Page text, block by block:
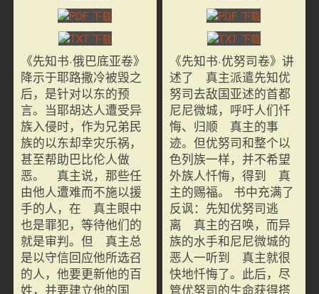
《先知书·俄巴底亚卷》
降示于耶路撒冷被毁之
后，是针对以东的预
言。当耶胡达人遭受异
族入侵时，作为兄弟民
族的以东却幸灾乐祸，
甚至帮助巴比伦人做
恶。 真主说，那些任
由他人遭难而不施以援
手的人，在 真主眼中
也是罪犯，等待他们的
就是审判。但 真主总
是以守信回应他所选召
的人，他要更新他的百
姓，并要建立他的国
《先知书·优努司卷》讲
述了 真主派遣先知优
努司去敌国亚述的首都
尼尼微城，呼吁人们忏
悔、归顺 真主的事
迹。但优努司和整个以
色列族一样，并不希望
外族人忏悔，得到 真
主的赐福。 书中充满了
反讽：先知优努司逃
离 真主的召唤，而异
族的水手和尼尼微城的
恶人一听到 真主就很
快地忏悔了。此后，尽
管优努司的生命获得搭